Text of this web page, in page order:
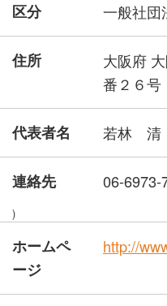
区分 一般社団
住所
大阪府
番２６号
代表者名 若林 清
連絡先 06-6973-
)
ホームペ
ージ
http://